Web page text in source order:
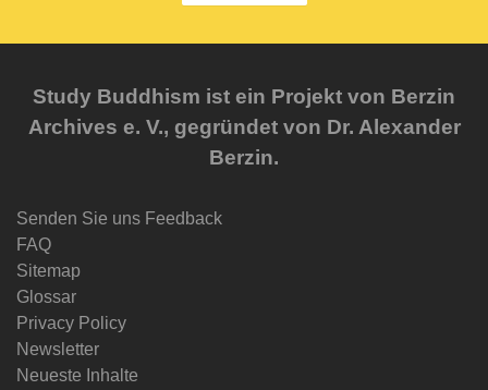
Study Buddhism ist ein Projekt von Berzin
Archives e. V., gegründet von Dr. Alexander
Berzin.
Senden Sie uns Feedback
FAQ
Sitemap
Glossar
Privacy Policy
Newsletter
Neueste Inhalte